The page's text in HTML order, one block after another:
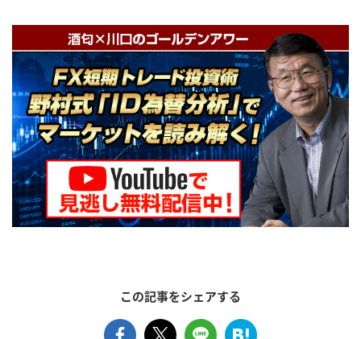
この記事をシェアする